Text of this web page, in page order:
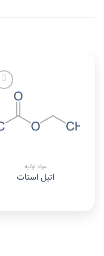
مواد اولیه
اتیل استات